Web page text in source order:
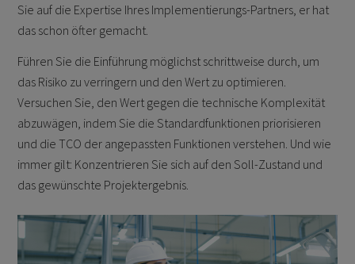
Sie auf die Expertise Ihres Implementierungs-Partners, er hat
das schon öfter gemacht.
Führen Sie die Einführung möglichst schrittweise durch, um
das Risiko zu verringern und den Wert zu optimieren.
Versuchen Sie, den Wert gegen die technische Komplexität
abzuwägen, indem Sie die Standardfunktionen priorisieren
und die TCO der angepassten Funktionen verstehen. Und wie
immer gilt: Konzentrieren Sie sich auf den Soll-Zustand und
das gewünschte Projektergebnis.